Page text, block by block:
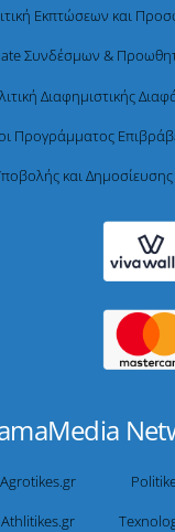
Εκπτώσεων και
Συνδέσμων &
Διαφημιστικής
Προγράμματος
και Δημοσίευσης
Agrotikes.gr
Athlitikes.gr